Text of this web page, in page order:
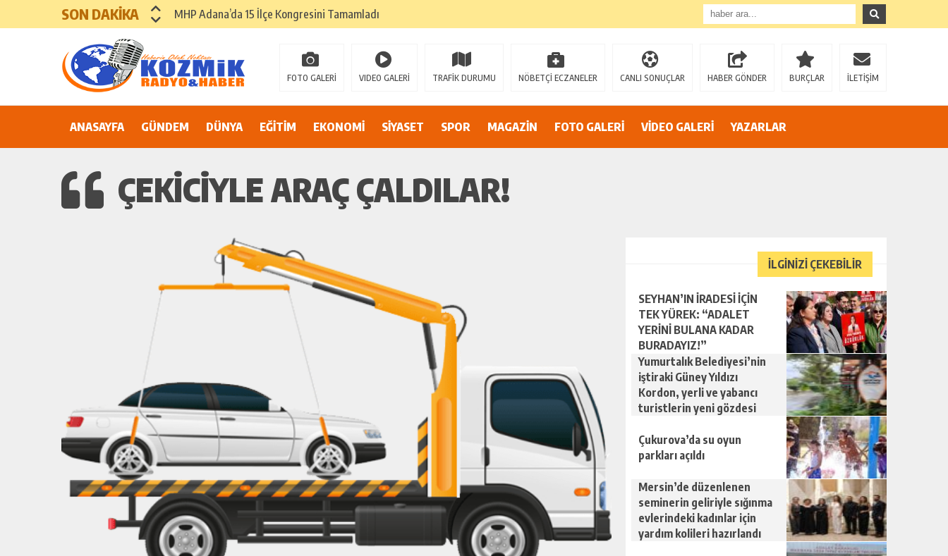
SON DAKİKA
“İtfaiyecilik yalnızca bir meslek değil, cesaretin, fedakarlığın ve insan sevgisinin en güçlü temsilidir.”
81 İLDE ORTAK ÇAĞRI: “EŞİT VE ADİL BİR YARGI SİSTEMİ İSTİYORUZ”
Adana’nın Göbeğinde Güvenlik Alarmı: İnönü Parkı Sahipsiz mi?
FOTO GALERİ VIDEO GALERİ TRAFİK DURUMU NÖBETÇİ ECZANELER CANLI SONUÇLAR HABER GÖNDER BURÇLAR İLETİŞİM
ANASAYFA GÜNDEM DÜNYA EĞİTİM EKONOMİ SİYASET SPOR MAGAZİN FOTO GALERİ VİDEO GALERİ YAZARLAR
ÇEKICIYLE ARAÇ ÇALDILAR!
İLGİNİZİ ÇEKEBİLİR
SEYHAN’IN İRADESİ İÇİN
TEK YÜREK: “ADALET
YERİNİ BULANA KADAR
BURADAYIZ!”
Yumurtalık Belediyesi’nin
iştiraki Güney Yıldızı
Kordon, yerli ve yabancı
turistlerin yeni gözdesi
Çukurova’da su oyun
parkları açıldı
Mersin’de düzenlenen
seminerin geliriyle sığınma
evlerindeki kadınlar için
yardım kolileri hazırlandı